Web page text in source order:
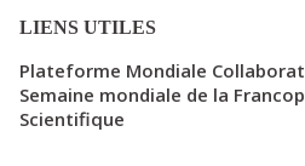
LIENS UTILES
Plateforme Mondiale
Semaine mondiale de la
Scientifique